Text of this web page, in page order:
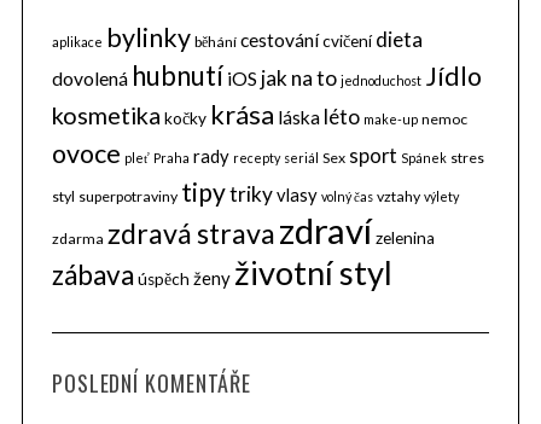
aplikace bylinky běhání cestovánícvičení dieta
dovolená hubnutí iOS jak na to jednoduchost Jídlo
kosmetika kočky krása láska léto make-up nemoc
ovoce pleť Praha rady recepty seriál Sex sport Spánek stres
styl superpotraviny tipytrikyvlasy volný čas vztahy výlety
zdarma zdravá stravazdravízelenina
zábava úspěch ženy životní styl
POSLEDNÍ KOMENTÁŘE